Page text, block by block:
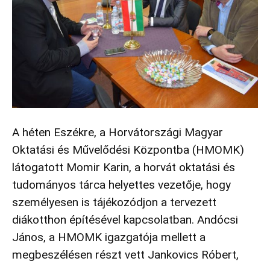
A héten Eszékre, a Horvátországi Magyar
Oktatási és Művelődési Központba (HMOMK)
látogatott Momir Karin, a horvát oktatási és
tudományos tárca helyettes vezetője, hogy
személyesen is tájékozódjon a tervezett
diákotthon építésével kapcsolatban. Andócsi
János, a HMOMK igazgatója mellett a
megbeszélésen részt vett Jankovics Róbert,